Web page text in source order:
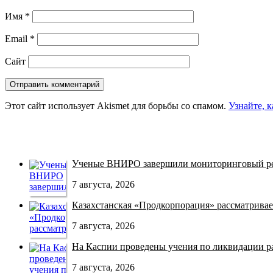
Имя *
Email *
Сайт
Этот сайт использует Akismet для борьбы со спамом. Узнайте,
Ученые ВНИРО завершили мониторинговый
7 августа, 2026
Казахстанская «Продкорпорация»
7 августа, 2026
На Каспии проведены учения по ликвидации
7 августа, 2026